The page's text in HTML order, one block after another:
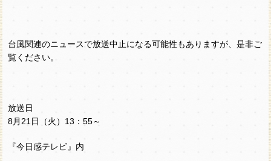
台風関連のニュースで放送中止になる可能性もありますが、是非ご
覧ください。
放送日
8月21日（火）13：55～
『今日感テレビ』内